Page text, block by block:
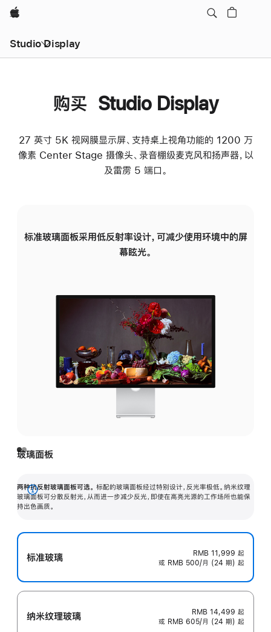
Apple
Studio Display
购买 Studio Display
27 英寸 5K 视网膜显示屏、支持桌上视角功能的 1200 万
像素 Center Stage 摄像头、录音棚级麦克风和扬声器，以
及雷雳 5 端口。
标准玻璃面板采用低反射率设计，可减少使用环境中的屏
幕眩光。
玻璃面板
两种抗反射玻璃面板可选。 标配的玻璃面板经过特别设计，反光率极低。纳米纹理
玻璃面板可分散反射光，从而进一步减少反光，即使在高亮光源的工作场所也能保
持出色画质。
展
开
标准玻璃 RMB 11,999 起
或 RMB 500/月 (24 期) 起
纳米纹理玻璃 RMB 14,499 起
或 RMB 605/月 (24 期) 起